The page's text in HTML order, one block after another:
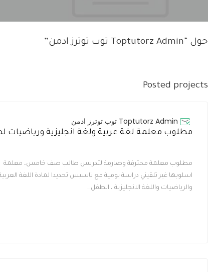
حول “Toptutorz Admin توب توترز ادمن”
Posted projects
Toptutorz Admin توب توترز ادمن
مطلوب معلمة محترفة وصارمة لتدريس طالب صف خامس، معلمة
اسلوبها غير تلقيني دراسة يومية مع تاسيس تحديدا لمادة اللغة
والرياضيات واللغة الانجليزية ، الطفل…